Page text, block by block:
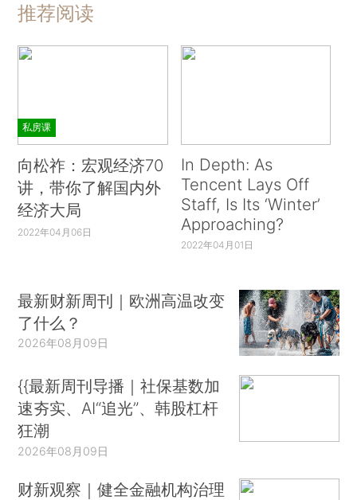
推荐阅读
私房课
向松祚：宏观经济70
讲，带你了解国内外
经济大局
2022年04月06日
In Depth: As
Tencent Lays Off
Staff, Is Its ‘Winter’
Approaching?
2022年04月01日
最新财新周刊｜欧洲高温改变
了什么？
2026年08月09日
{{最新周刊导播｜社保基数加
速夯实、AI“追光”、韩股杠杆
狂潮
2026年08月09日
财新观察｜健全金融机构治理